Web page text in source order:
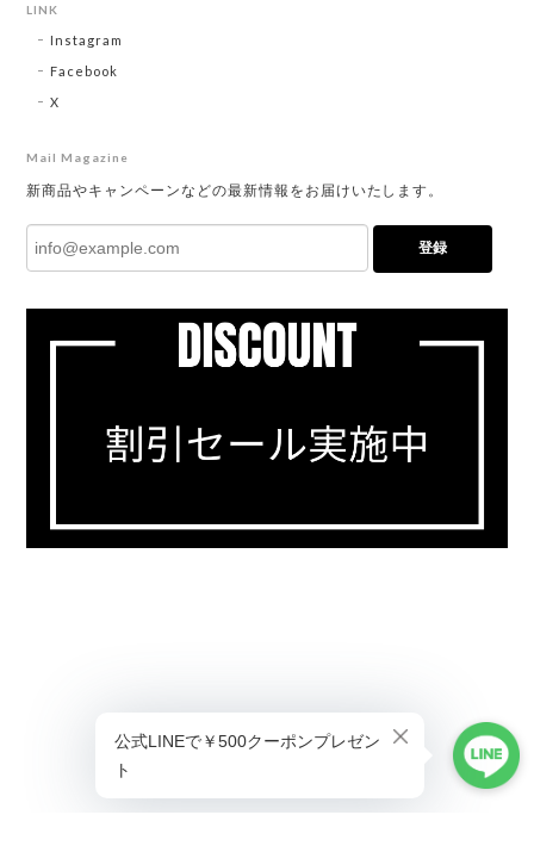
LINK
Instagram
Facebook
X
Mail Magazine
新商品やキャンペーンなどの最新情報をお届けいたします。
登録